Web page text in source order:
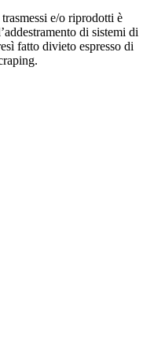
e/o riprodotti è
di sistemi di
fatto divieto espresso di